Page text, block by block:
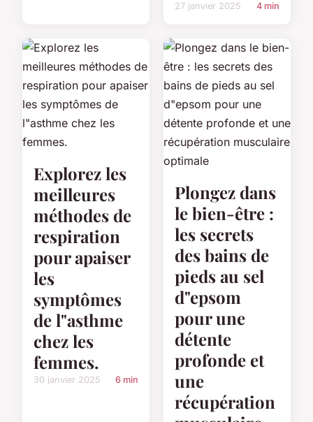
27 janvier 2025 4 min
Explorez les
meilleures
méthodes de
respiration
pour apaiser
les
symptômes
de l"asthme
chez les
femmes.
30 janvier 2025 6 min
Plongez dans
le bien-être :
les secrets
des bains de
pieds au sel
d"epsom
pour une
détente
profonde et
une
récupération